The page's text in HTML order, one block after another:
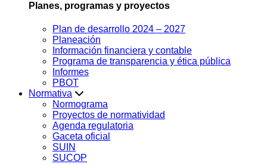
Planes, programas y proyectos
Plan de desarrollo 2024 – 2027
Planeación
Información financiera y contable
Programa de transparencia y ética pública
Informes
PBOT
Normativa
Normograma
Proyectos de normatividad
Agenda regulatoria
Gaceta oficial
SUIN
SUCOP